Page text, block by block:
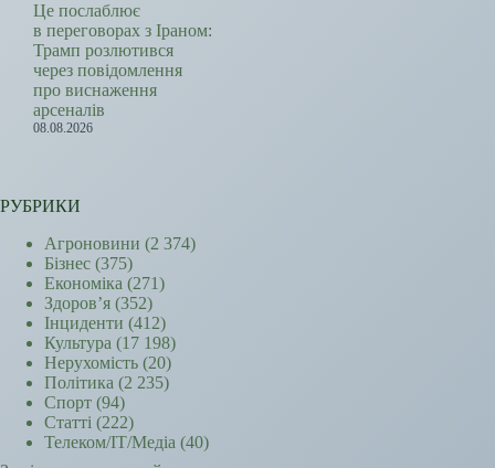
Це послаблює
в переговорах з Іраном:
Трамп розлютився
через повідомлення
про виснаження
арсеналів
08.08.2026
РУБРИКИ
Агроновини (2 374)
Бізнес (375)
Економіка (271)
Здоров’я (352)
Інциденти (412)
Культура (17 198)
Нерухомість (20)
Політика (2 235)
Спорт (94)
Статті (222)
Телеком/ІТ/Медіа (40)